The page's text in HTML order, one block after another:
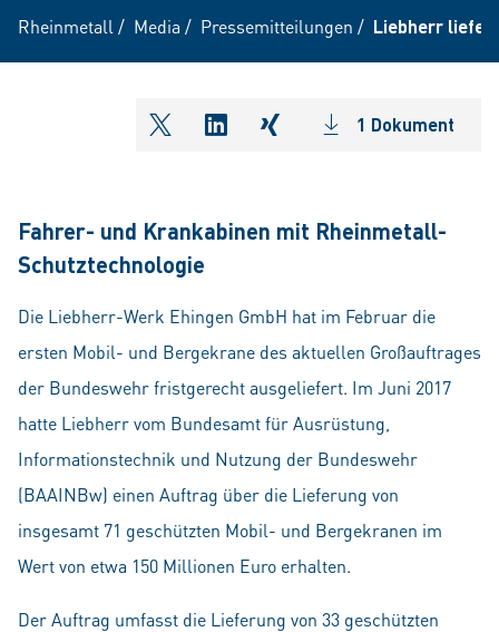
Rheinmetall / Media / Pressemitteilungen / Liebherr
shareOntwitter
shareOnlinkedIn
shareOnxing1 Dokument
Fahrer- und Krankabinen mit Rheinmetall-
Schutztechnologie
Die Liebherr-Werk Ehingen GmbH hat im Februar die
ersten Mobil- und Bergekrane des aktuellen Großauftrages
der Bundeswehr fristgerecht ausgeliefert. Im Juni 2017
hatte Liebherr vom Bundesamt für Ausrüstung,
Informationstechnik und Nutzung der Bundeswehr
(BAAINBw) einen Auftrag über die Lieferung von
insgesamt 71 geschützten Mobil- und Bergekranen im
Wert von etwa 150 Millionen Euro erhalten.
Der Auftrag umfasst die Lieferung von 33 geschützten